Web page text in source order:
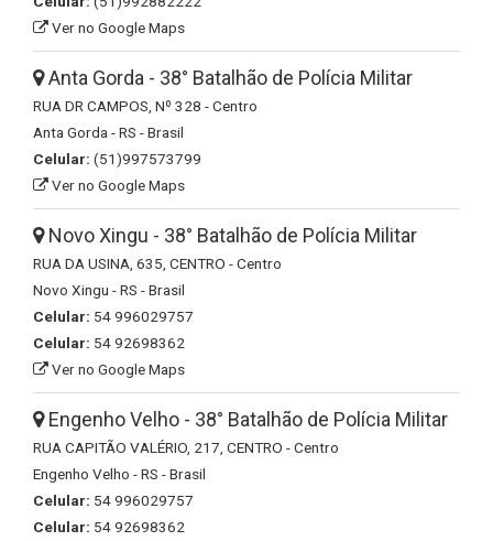
Ver no Google Maps
Anta Gorda - 38° Batalhão de Polícia Militar
RUA DR CAMPOS, Nº 328 - Centro
Anta Gorda - RS - Brasil
Celular: (51)997573799
Ver no Google Maps
Novo Xingu - 38° Batalhão de Polícia Militar
RUA DA USINA, 635, CENTRO - Centro
Novo Xingu - RS - Brasil
Celular: 54 996029757
Celular: 54 92698362
Ver no Google Maps
Engenho Velho - 38° Batalhão de Polícia Militar
RUA CAPITÃO VALÉRIO, 217, CENTRO - Centro
Engenho Velho - RS - Brasil
Celular: 54 996029757
Celular: 54 92698362